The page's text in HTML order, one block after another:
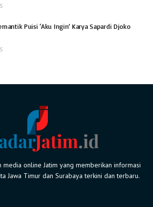
Puisi ‘Aku Ingin’ Karya Sapardi Djoko
media online Jatim yang memberikan informasi
Jawa Timur dan Surabaya terkini dan terbaru.